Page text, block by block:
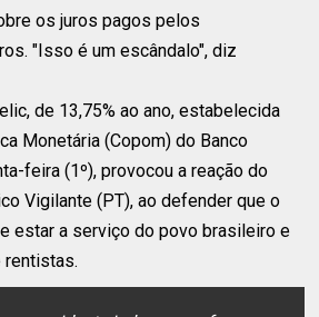
os juros pagos pelos
"Isso é um escândalo", diz
de 13,75% ao ano, estabelecida
Monetária (Copom) do Banco
feira (1º), provocou a reação do
Vigilante (PT), ao defender que o
estar a serviço do povo brasileiro e
rentistas.